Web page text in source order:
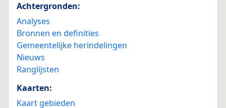
Achtergronden:
Analyses
Bronnen en definities
Gemeentelijke herindelingen
Nieuws
Ranglijsten
Kaarten:
Kaart gebieden